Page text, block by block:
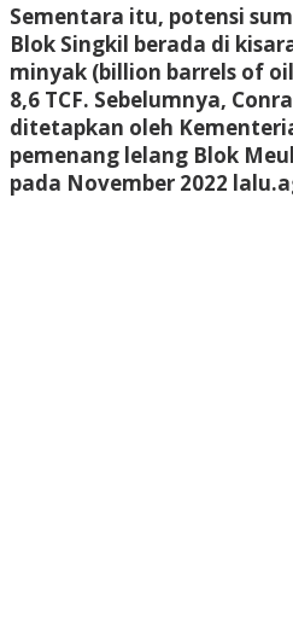
Sementara itu, potensi
Blok Singkil berada di
minyak (billion barrels of
8,6 TCF. Sebelumnya,
ditetapkan oleh
pemenang lelang Blok
pada November 2022 lalu.